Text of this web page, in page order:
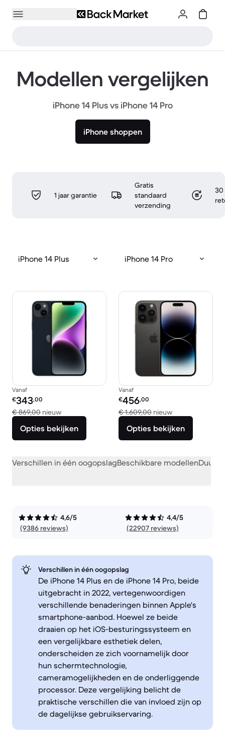
Modellen vergelijken
iPhone 14 Plus vs iPhone 14 Pro
iPhone shoppen
1 jaar garantie
Gratis
standaard
verzending
30
iPhone 14 Plus iPhone 14 Pro
Vanaf
Refurbished prijs:
€343,00
€ 869,00 nieuwVergeleken met € 869,00 nieuw
Opties bekijken
Vanaf
Refurbished prijs:
€456,00
€ 1.609,00 nieuwVergeleken met
Opties bekijken
Verschillen in één oogopslagBeschikbare modellen
4,6/5
(9386 reviews)
4,4/5
(22907 reviews)
Verschillen in één oogopslag
De iPhone 14 Plus en de iPhone 14 Pro, beide
uitgebracht in 2022, vertegenwoordigen
verschillende benaderingen binnen Apple's
smartphone-aanbod. Hoewel ze beide
draaien op het iOS-besturingssysteem en
een vergelijkbare esthetiek delen,
onderscheiden ze zich voornamelijk door
hun schermtechnologie,
cameramogelijkheden en de onderliggende
processor. Deze vergelijking belicht de
praktische verschillen die van invloed zijn op
de dagelijkse gebruikservaring.